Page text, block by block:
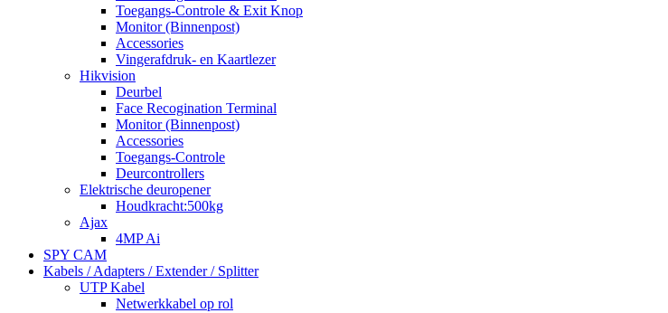
Toegangs-Controle & Exit Knop
Monitor (Binnenpost)
Accessories
Vingerafdruk- en Kaartlezer
Hikvision
Deurbel
Face Recogination Terminal
Monitor (Binnenpost)
Accessories
Toegangs-Controle
Deurcontrollers
Elektrische deuropener
Houdkracht:500kg
Ajax
4MP Ai
SPY CAM
Kabels / Adapters / Extender / Splitter
UTP Kabel
Netwerkkabel op rol